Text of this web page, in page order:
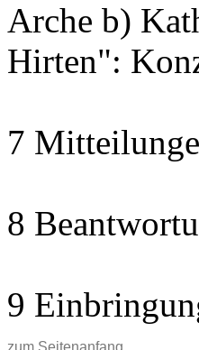
Arche b)
Hirten":
7
8
9
zum Seitenanfang